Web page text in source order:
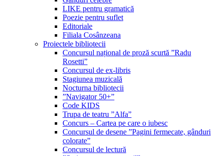
LIKE pentru gramatică
Poezie pentru suflet
Editoriale
Filiala Cosânzeana
Proiectele bibliotecii
Concursul național de proză scurtă ”Radu
Rosetti”
Concursul de ex-libris
Stagiunea muzicală
Nocturna bibliotecii
”Navigator 50+”
Code KIDS
Trupa de teatru ”Alfa”
Concurs – Cartea pe care o iubesc
Concursul de desene ”Pagini fermecate, gânduri
colorate”
Concursul de lectură